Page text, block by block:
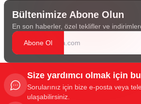
Bültenimize Abone Olun
En son haberler, özel teklifler ve
Abone Ol
Size yardımcı olmak için
Sorularınız için bize e-posta veya
ulaşabilirsiniz.